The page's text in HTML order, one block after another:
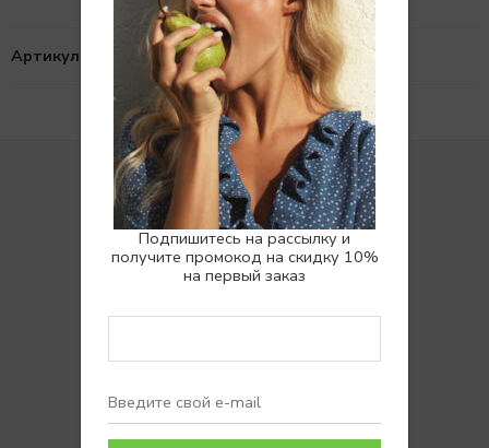
Подпишитесь на рассылку и
получите промокод на скидку 10%
на первый заказ
Артикул:
Покупателям
Отзывы